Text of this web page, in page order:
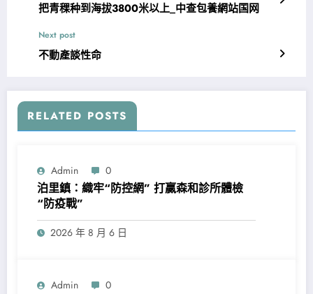
把青稞种到海拔3800米以上_中查包養網站国网
Next post
不動產談性命
RELATED POSTS
Admin 0
泊里鎮：織牢“防控網” 打贏森和診所體檢
“防疫戰”
2026 年 8 月 6 日
Admin 0